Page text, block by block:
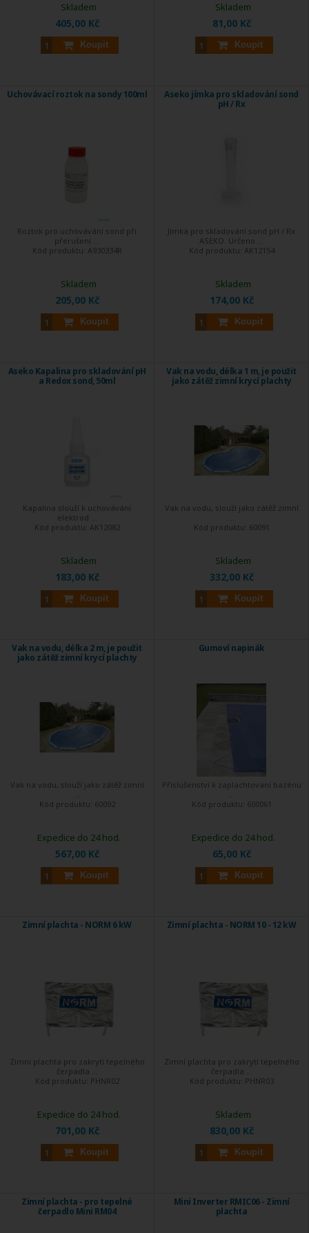
405,00 Kč
Koupit
Skladem
81,00 Kč
Koupit
Skladem
Uchovávací roztok na sondy 100ml
Roztok pro uchovávání sond při
přerušení ...
Kód produktu: A930334R
205,00 Kč
Koupit
Skladem
Aseko jímka pro skladování sond
pH / Rx
Jímka pro skladování sond pH / Rx
ASEKO. Určeno ...
Kód produktu: AK12154
174,00 Kč
Koupit
Skladem
Aseko Kapalina pro skladování pH
a Redox sond, 50ml
Kapalina slouží k uchovávání
elektrod ...
Kód produktu: AK12082
183,00 Kč
Koupit
Skladem
Vak na vodu, délka 1 m, je použit
jako zátěž zimní krycí plachty
Vak na vodu, slouží jako zátěž zimní
Kód produktu: 60091
332,00 Kč
Koupit
Skladem
Vak na vodu, délka 2 m, je použit
jako zátěž zimní krycí plachty
Vak na vodu, slouží jako zátěž zimní
Kód produktu: 60092
567,00 Kč
Koupit
Expedice do 24 hod.
Gumoví napinák
Příslušenství k zaplachtovaní bazénu
Kód produktu: 600061
65,00 Kč
Koupit
Expedice do 24 hod.
Zimní plachta - NORM 6 kW
Zimní plachta pro zakrytí tepelného
čerpadla ...
Kód produktu: PHNR02
701,00 Kč
Koupit
Expedice do 24 hod.
Zimní plachta - NORM 10 - 12 kW
Zimní plachta pro zakrytí tepelného
čerpadla ...
Kód produktu: PHNR03
830,00 Kč
Koupit
Skladem
Zimní plachta - pro tepelné
čerpadlo Mini RM04
Mini Inverter RMIC06 - Zimní
plachta